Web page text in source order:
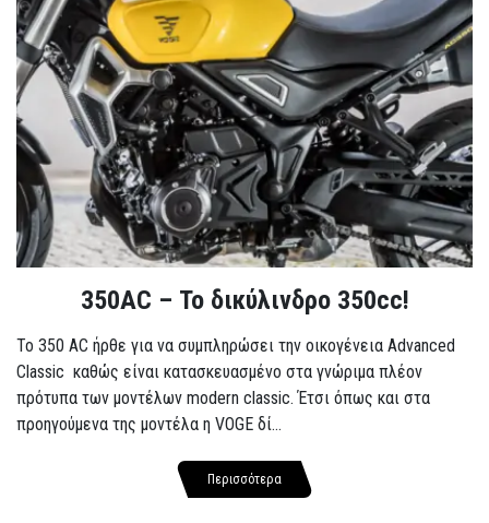
350AC – Το δικύλινδρο 350cc!
To 350 AC ήρθε για να συμπληρώσει την οικογένεια Advanced
Classic καθώς είναι κατασκευασμένο στα γνώριμα πλέον
πρότυπα των μοντέλων modern classic. Έτσι όπως και στα
προηγούμενα της μοντέλα η VOGE δί...
Περισσότερα